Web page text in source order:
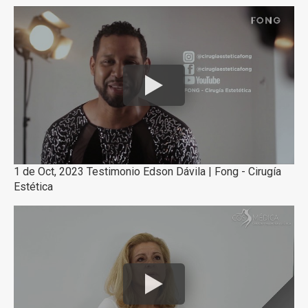
1 de Oct, 2023 Testimonio Edson Dávila | Fong - Cirugía
Estética